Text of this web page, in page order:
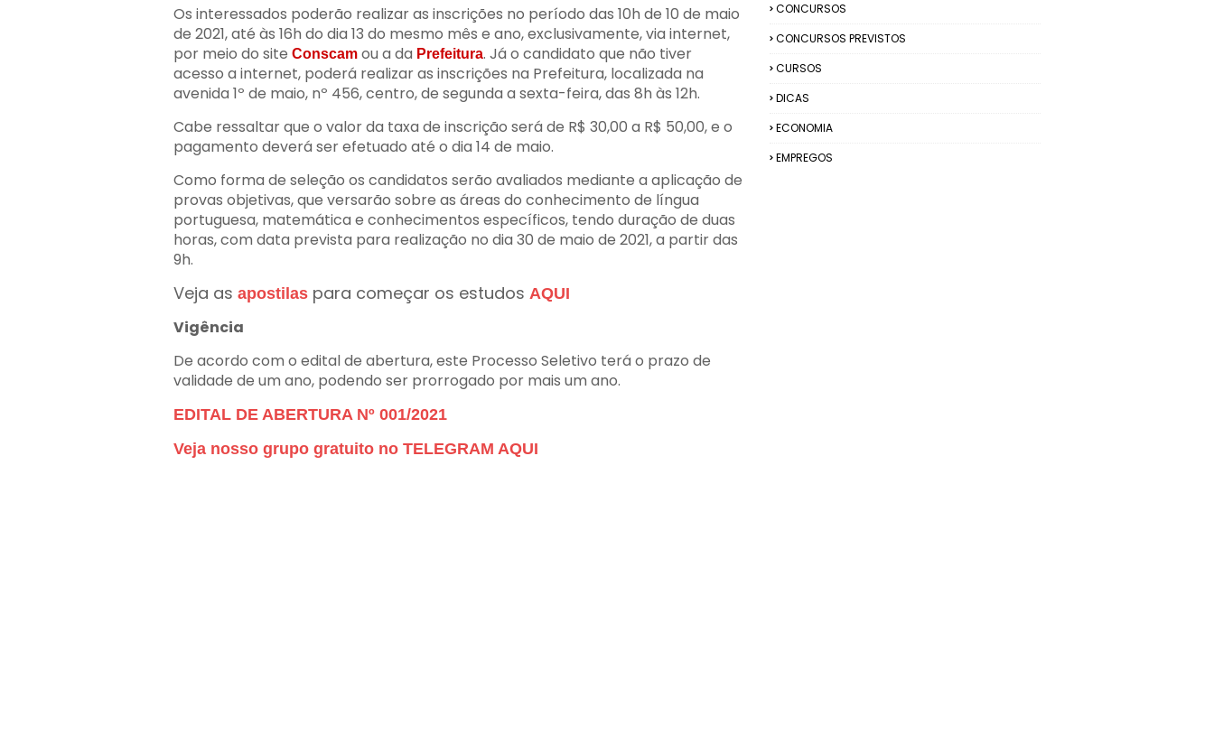
Os interessados poderão realizar as inscrições no período das 10h de 10 de maio
de 2021, até às 16h do dia 13 do mesmo mês e ano, exclusivamente, via internet,
por meio do site Conscam ou a da Prefeitura. Já o candidato que não tiver
acesso a internet, poderá realizar as inscrições na Prefeitura, localizada na
avenida 1º de maio, nº 456, centro, de segunda a sexta-feira, das 8h às 12h.
Cabe ressaltar que o valor da taxa de inscrição será de R$ 30,00 a R$ 50,00, e o
pagamento deverá ser efetuado até o dia 14 de maio.
Como forma de seleção os candidatos serão avaliados mediante a aplicação de
provas objetivas, que versarão sobre as áreas do conhecimento de língua
portuguesa, matemática e conhecimentos específicos, tendo duração de duas
horas, com data prevista para realização no dia 30 de maio de 2021, a partir das
9h.
Veja as apostilas para começar os estudos AQUI
Vigência
De acordo com o edital de abertura, este Processo Seletivo terá o prazo de
validade de um ano, podendo ser prorrogado por mais um ano.
EDITAL DE ABERTURA Nº 001/2021
Veja nosso grupo gratuito no TELEGRAM AQUI
CONCURSOS
CONCURSOS PREVISTOS
CURSOS
DICAS
ECONOMIA
EMPREGOS